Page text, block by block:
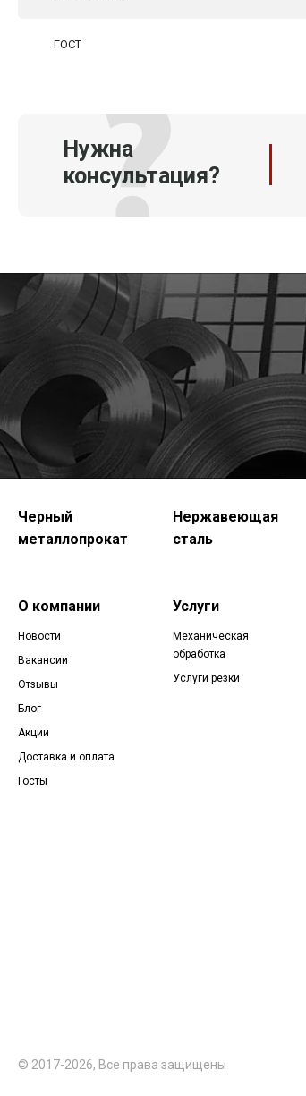
ГОСТ
Нужна
консультация?
Черный
металлопрокат
Нержавеющая
сталь
О компании
Новости
Вакансии
Отзывы
Блог
Акции
Доставка и оплата
Госты
Услуги
Механическая
обработка
Услуги резки
© 2017-2026, Все права защищены